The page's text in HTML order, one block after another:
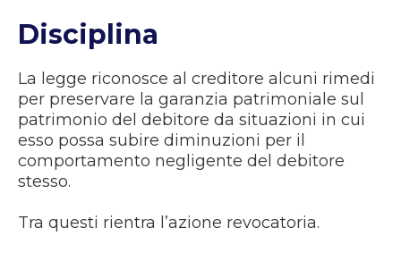
Disciplina
La legge riconosce al creditore alcuni rimedi
per preservare la garanzia patrimoniale sul
patrimonio del debitore da situazioni in cui
esso possa subire diminuzioni per il
comportamento negligente del debitore
stesso.
Tra questi rientra l’azione revocatoria.